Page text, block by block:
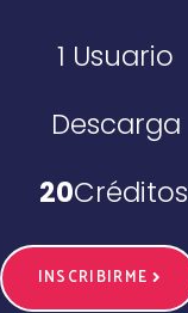
1 Usuario
Descarga
20Créditos
INSCRIBIRME